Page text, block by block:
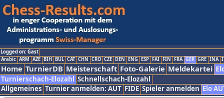
Logged on: Gast
Arabic ARM AZE BIH BUL CAT CHN CRO CZE DEN ENG ESP FAI FIN FRA GER GRE INA
Home TurnierDB Meisterschaft Foto-Galerie Meldekartei
Turnierschach-Elozahl Schnellschach-Elozahl
Allgemeines Turnier anmelden: AUT FIDE Spieler anmelden Elo